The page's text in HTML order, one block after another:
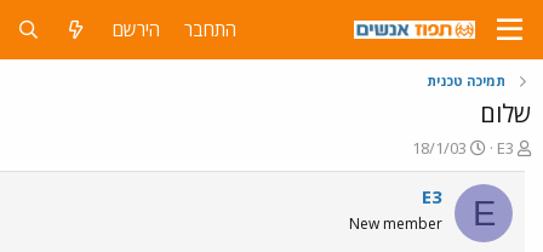
התחבר הירשם
תמיכה טכנית
שלום
פ
ו
ת
ח
ה
E3
פ
ו
ר
ם
18/1/03
E
E3
New member